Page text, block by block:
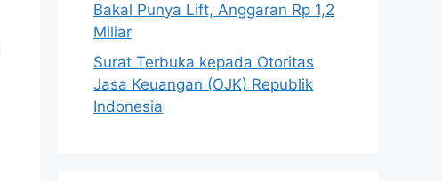
Bakal Punya Lift, Anggaran Rp 1,2
Miliar
Surat Terbuka kepada Otoritas
Jasa Keuangan (OJK) Republik
Indonesia